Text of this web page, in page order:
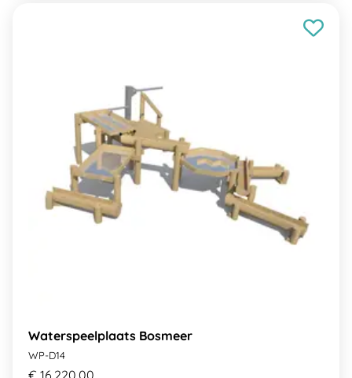
Waterspeelplaats Bosmeer
WP-D14